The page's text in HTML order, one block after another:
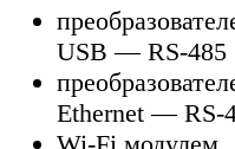
USB — RS-485
Ethernet — RS-